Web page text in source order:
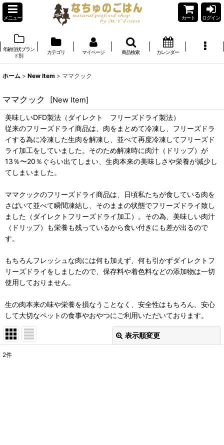
メニュー カート ログイン
年齢症状ブラン
ド別
カテゴリ マイページ 商品検索 カレンダー
ホーム > New Item > ママクック
ママクック [New Item]
美味しいDFD製法（ダイレクト フリーズドライ製法）
従来のフリーズドライ商品は、肉をまとめて冷凍し、フリーズドラ
イする為に冷凍した生肉を解凍し、並べて再度冷凍してフリーズド
ライ加工をしていました。そのため解凍時に肉汁（ドリップ）が
13％〜20％ぐらい出てしまい、生肉本来の美味しさや栄養が減少し
てしまいました。
ママクックのフリーズドライ商品は、日頃私たちが食している肉を
さばいて並べて瞬間凍結し、そのままの状態でフリーズドライ致し
ました（ダイレクトフリーズドライ加工）。その為、美味しい肉汁
（ドリップ）も栄養も残っているから食い付きにも差が出るので
す。
もちろんフレッシュな肉には何も加えず、何も引かずダイレクトフ
リーズドライをしましたので、保存料や着色料などの添加物は一切
使用しておりません。
生の肉本来の味や栄養を損なうことなく、安全性はもちろん、安心
して大切なペットの食事やおやつにご利用いただいております。
表示順変更
2件